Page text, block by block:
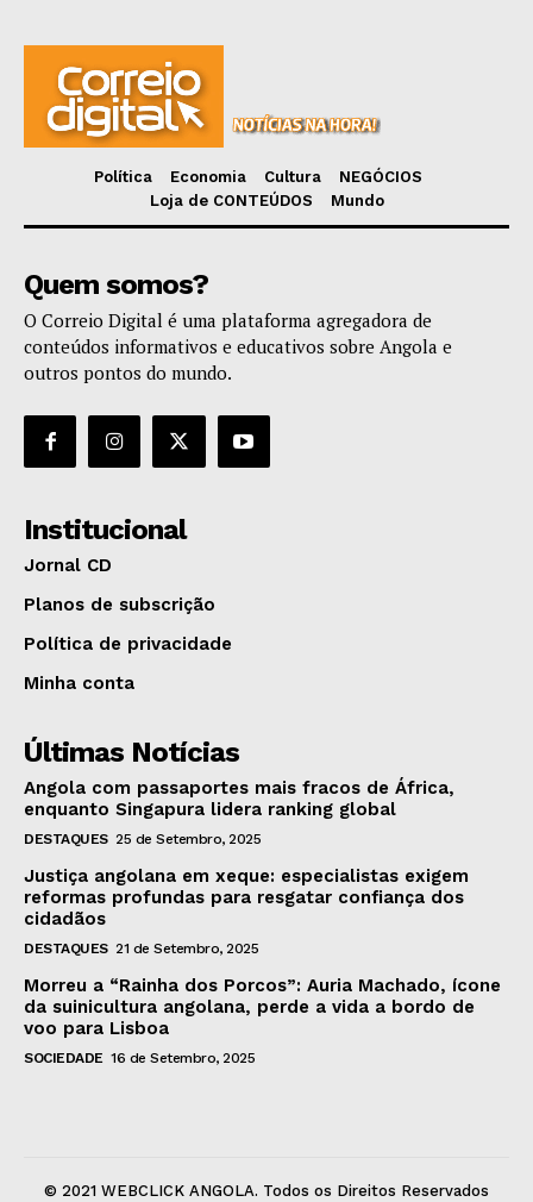
Política Economia Cultura
NEGÓCIOS
Loja de CONTEÚDOS
Mundo
Quem somos?
O Correio Digital é uma plataforma agregadora de
conteúdos informativos e educativos sobre Angola e
outros pontos do mundo.
Institucional
Jornal CD
Planos de subscrição
Política de privacidade
Minha conta
Últimas Notícias
Angola com passaportes mais fracos de África,
enquanto Singapura lidera ranking global
DESTAQUES 25 de Setembro, 2025
Justiça angolana em xeque: especialistas exigem
reformas profundas para resgatar confiança dos
cidadãos
DESTAQUES 21 de Setembro, 2025
Morreu a “Rainha dos Porcos”: Auria Machado, ícone
da suinicultura angolana, perde a vida a bordo de
voo para Lisboa
SOCIEDADE 16 de Setembro, 2025
© 2021 WEBCLICK ANGOLA. Todos os Direitos Reservados